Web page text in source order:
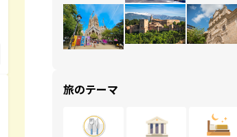
旅のテーマ